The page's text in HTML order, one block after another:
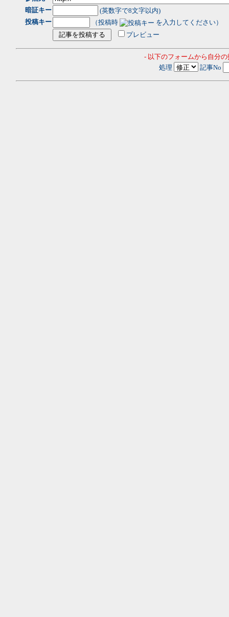
暗証キー
(英数字で8文字以内)
投稿キー
（投稿時
を入力してください）
プレビュー
- 以下のフォームから自分
処理
記事No